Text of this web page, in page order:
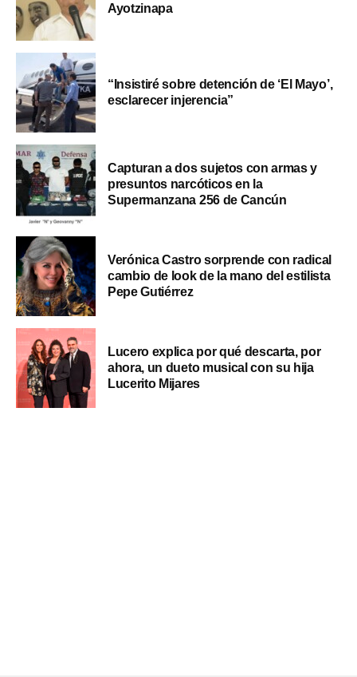
Ayotzinapa
“Insistiré sobre detención de ‘El Mayo’,
esclarecer injerencia”
Capturan a dos sujetos con armas y
presuntos narcóticos en la
Supermanzana 256 de Cancún
Verónica Castro sorprende con radical
cambio de look de la mano del estilista
Pepe Gutiérrez
Lucero explica por qué descarta, por
ahora, un dueto musical con su hija
Lucerito Mijares